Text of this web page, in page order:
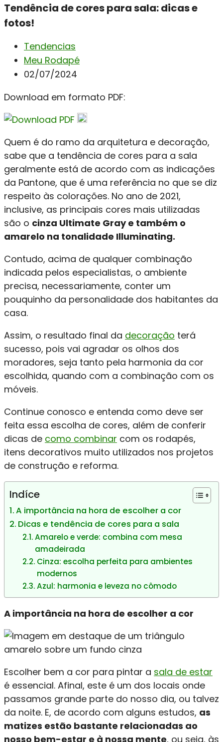
Tendência de cores para sala: dicas e
fotos!
Tendencias
Meu Rodapé
02/07/2024
Download em formato PDF:
Quem é do ramo da arquitetura e decoração,
sabe que a tendência de cores para a sala
geralmente está de acordo com as indicações
da Pantone, que é uma referência no que se diz
respeito às colorações. No ano de 2021,
inclusive, as principais cores mais utilizadas
são o cinza Ultimate Gray e também o
amarelo na tonalidade Illuminating.
Contudo, acima de qualquer combinação
indicada pelos especialistas, o ambiente
precisa, necessariamente, conter um
pouquinho da personalidade dos habitantes da
casa.
Assim, o resultado final da decoração terá
sucesso, pois vai agradar os olhos dos
moradores, seja tanto pela harmonia da cor
escolhida, quando com a combinação com os
móveis.
Continue conosco e entenda como deve ser
feita essa escolha de cores, além de conferir
dicas de como combinar com os rodapés,
itens decorativos muito utilizados nos projetos
de construção e reforma.
Indíce
A importância na hora de escolher a cor
Dicas e tendência de cores para a sala
Amarelo e verde: combina com mesa
amadeirada
Cinza: escolha perfeita para ambientes
modernos
Azul: harmonia e leveza no cômodo
A importância na hora de escolher a cor
Escolher bem a cor para pintar a sala de estar
é essencial. Afinal, este é um dos locais onde
passamos grande parte do nosso dia, ou talvez
da noite. E, de acordo com alguns estudos, as
matizes estão bastante relacionadas ao
nosso bem-estar e à nossa mente, ou seja, às